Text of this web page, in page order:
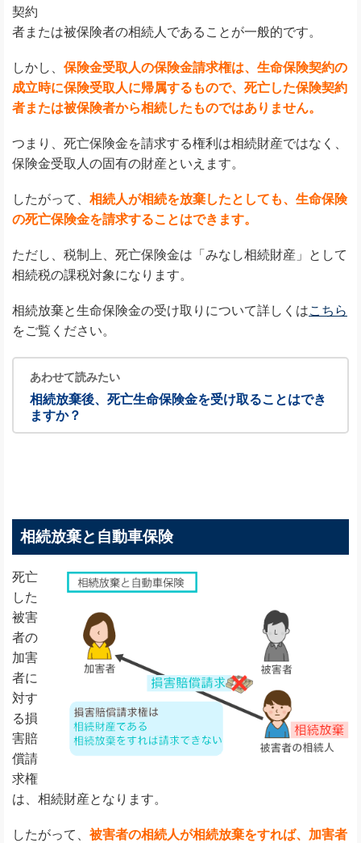
契約
者または被保険者の相続人であることが一般的です。
しかし、 保険金受取人の保険金請求権は、生命保険契約の
成立時に保険受取人に帰属するもので、死亡した保険契約
者または被保険者から相続したものではありません。
つまり、死亡保険金を請求する権利は相続財産ではなく、
保険金受取人の固有の財産といえます。
したがって、 相続人が相続を放棄したとしても、生命保険
の死亡保険金を請求することはできます。
ただし、税制上、死亡保険金は「みなし相続財産」として
相続税の課税対象になります。
相続放棄と生命保険金の受け取りについて詳しくはこちら
をご覧ください。
あわせて読みたい
相続放棄後、死亡生命保険金を受け取ることはでき
ますか？
相続放棄と自動車保険
死亡
した
被害
者の
加害
者に
対す
る損
害賠
償請
求権
は、相続財産となります。
したがって、 被害者の相続人が相続放棄をすれば、加害者